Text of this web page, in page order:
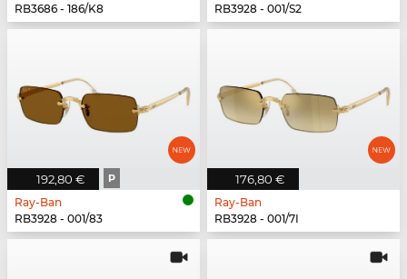
RB3686 - 186/K8
RB3928 - 001/S2
192,80 € P
Ray-Ban
RB3928 - 001/83
176,80 €
Ray-Ban
RB3928 - 001/7I